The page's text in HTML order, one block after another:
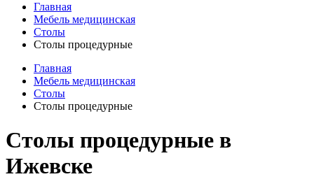
Главная
Мебель медицинская
Столы
Столы процедурные
Главная
Мебель медицинская
Столы
Столы процедурные
Столы процедурные в
Ижевске